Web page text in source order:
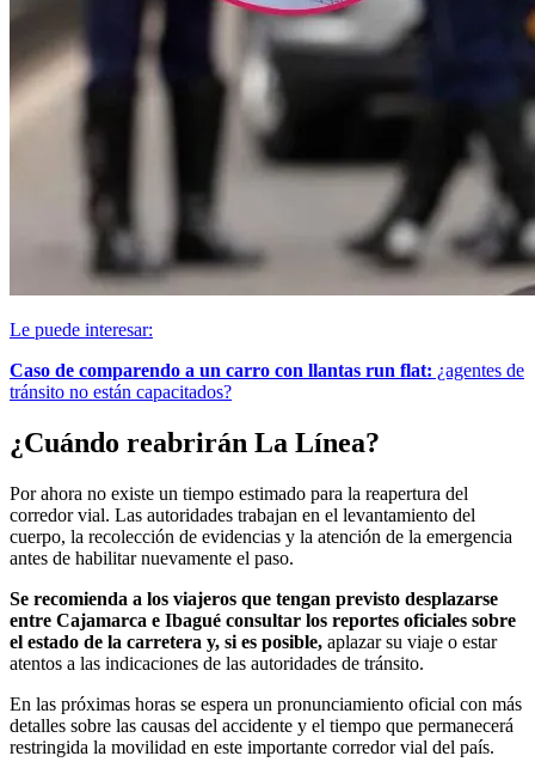
Le puede interesar:
Caso de comparendo a un carro con llantas run flat: ¿agentes de
tránsito no están capacitados?
¿Cuándo reabrirán La Línea?
Por ahora no existe un tiempo estimado para la reapertura del
corredor vial. Las autoridades trabajan en el levantamiento del
cuerpo, la recolección de evidencias y la atención de la emergencia
antes de habilitar nuevamente el paso.
Se recomienda a los viajeros que tengan previsto desplazarse
entre Cajamarca e Ibagué consultar los reportes oficiales sobre
el estado de la carretera y, si es posible, aplazar su viaje o estar
atentos a las indicaciones de las autoridades de tránsito.
En las próximas horas se espera un pronunciamiento oficial con más
detalles sobre las causas del accidente y el tiempo que permanecerá
restringida la movilidad en este importante corredor vial del país.